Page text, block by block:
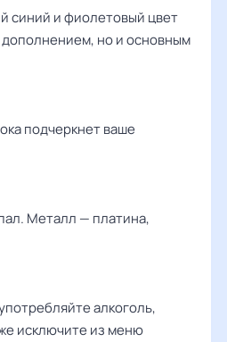
синий и фиолетовый цвет
дополнением, но и основным
подчеркнет ваше
Металл — платина,
алкоголь,
исключите из меню